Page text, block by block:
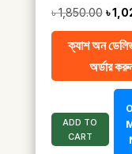
৳1,850.00
price
was:
৳
৳
ক্যাশ অন
অর্ডার
ADD TO
CART